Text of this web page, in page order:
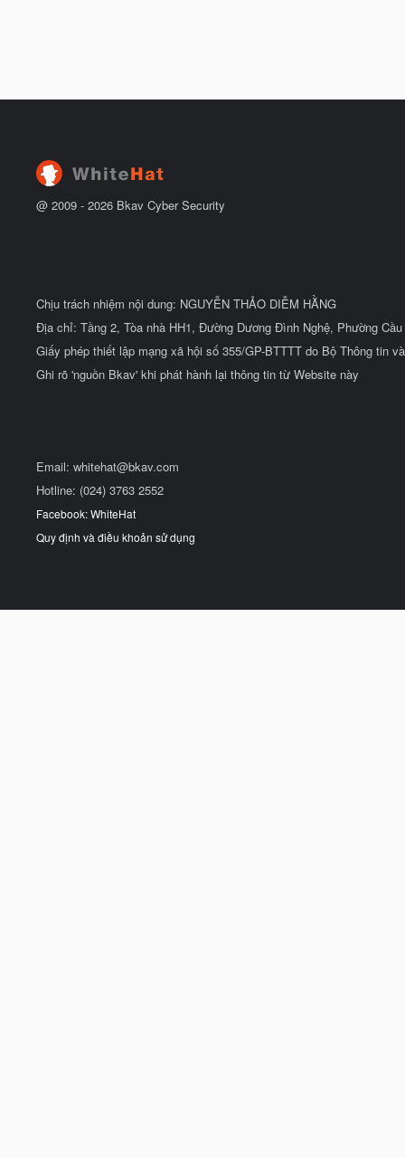
@ 2009 - 2026 Bkav Cyber Security
Chịu trách nhiệm nội dung: NGUYỄN THẢO DIỄM HẰNG
Địa chỉ: Tầng 2, Tòa nhà HH1, Đường Dương Đình Nghệ, Phường
Giấy phép thiết lập mạng xã hội số 355/GP-BTTTT do Bộ Thông tin
Ghi rõ 'nguồn Bkav' khi phát hành lại thông tin từ Website này
Email: whitehat@bkav.com
Hotline: (024) 3763 2552
Facebook: WhiteHat
Quy định và điều khoản sử dụng